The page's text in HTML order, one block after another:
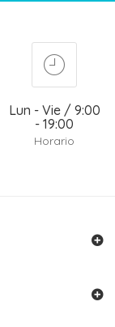
Lun - Vie / 9:00
- 19:00
Horario